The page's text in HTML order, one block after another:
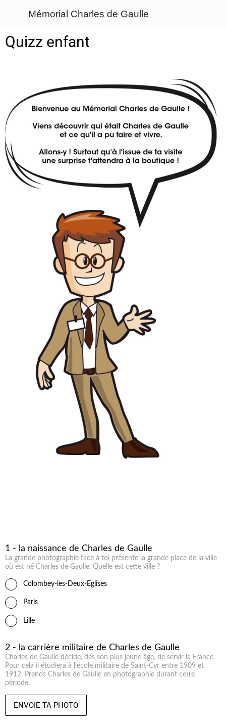
Mémorial Charles de Gaulle
Quizz enfant
1 - la naissance de Charles de Gaulle
La grande photographie face à toi présente la grande place de la ville
où est né Charles de Gaulle. Quelle est cette ville ?
Colombey-les-Deux-Eglises
Paris
Lille
2 - la carrière militaire de Charles de Gaulle
Charles de Gaulle décide, dès son plus jeune âge, de servir la France.
Pour cela il étudiera à l'école militaire de Saint-Cyr entre 1909 et
1912. Prends Charles de Gaulle en photographie durant cette
période.
ENVOIE TA PHOTO